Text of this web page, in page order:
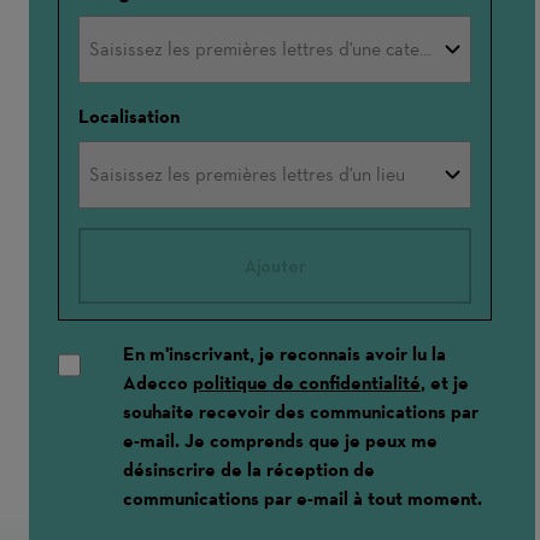
Localisation
En m'inscrivant, je reconnais avoir lu la
Adecco politique de confidentialité, et je
souhaite recevoir des communications par
e-mail. Je comprends que je peux me
désinscrire de la réception de
communications par e-mail à tout moment.